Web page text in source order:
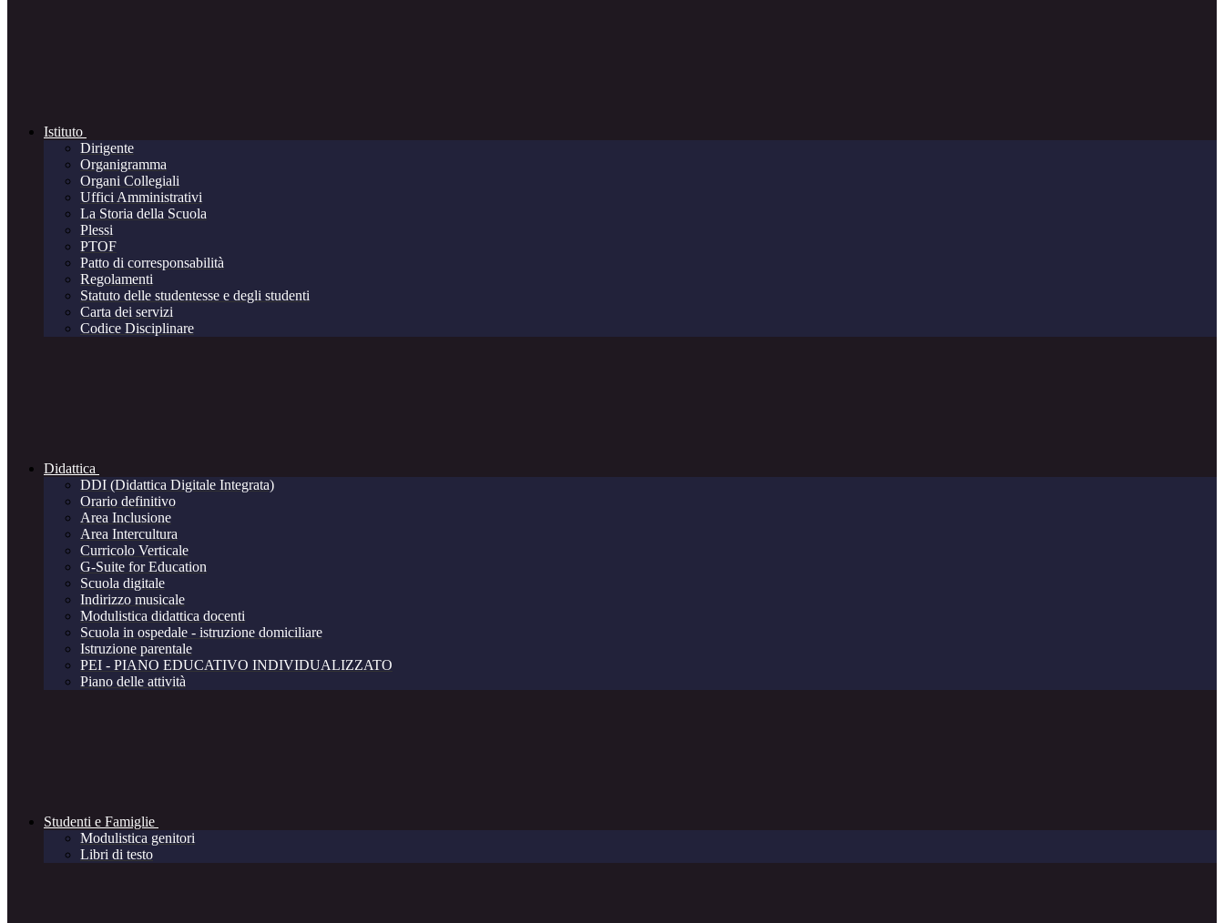
Istituto
Dirigente
Organigramma
Organi Collegiali
Uffici Amministrativi
La Storia della Scuola
Plessi
PTOF
Patto di corresponsabilità
Regolamenti
Statuto delle studentesse e degli studenti
Carta dei servizi
Codice Disciplinare
Didattica
DDI (Didattica Digitale Integrata)
Orario definitivo
Area Inclusione
Area Intercultura
Curricolo Verticale
G-Suite for Education
Scuola digitale
Indirizzo musicale
Modulistica didattica docenti
Scuola in ospedale - istruzione domiciliare
Istruzione parentale
PEI - PIANO EDUCATIVO INDIVIDUALIZZATO
Piano delle attività
Studenti e Famiglie
Modulistica genitori
Libri di testo